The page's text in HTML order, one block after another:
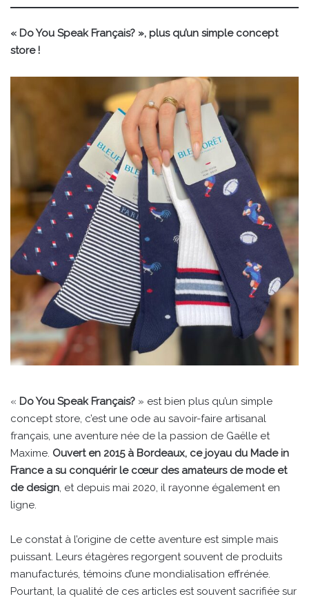
« Do You Speak Français? », plus qu’un simple concept
store !
« Do You Speak Français? » est bien plus qu’un simple
concept store, c’est une ode au savoir-faire artisanal
français, une aventure née de la passion de Gaëlle et
Maxime. Ouvert en 2015 à Bordeaux, ce joyau du Made in
France a su conquérir le cœur des amateurs de mode et
de design, et depuis mai 2020, il rayonne également en
ligne.
Le constat à l’origine de cette aventure est simple mais
puissant. Leurs étagères regorgent souvent de produits
manufacturés, témoins d’une mondialisation effrénée.
Pourtant, la qualité de ces articles est souvent sacrifiée sur